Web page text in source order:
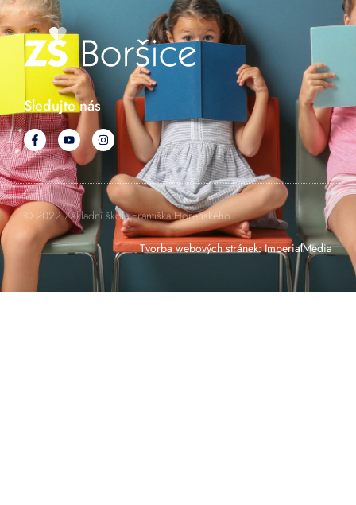
Sledujte nás
© 2022 Základní škola Františka Horenského
Tvorba webových stránek:ImperialMedia